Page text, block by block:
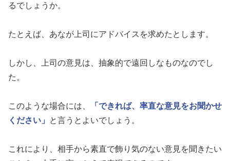
るでしょうか。
たとえば、あなが上司にアドバイスを求めたとします。
しかし、上司の意見は、抽象的で遠回しなものなのでし
た。
このような場合には、
「できれば、率直な意見をお聞かせ
ください」
と言うとよいでしょう。
これにより、相手から素直で飾り気のない意見を聞きたい